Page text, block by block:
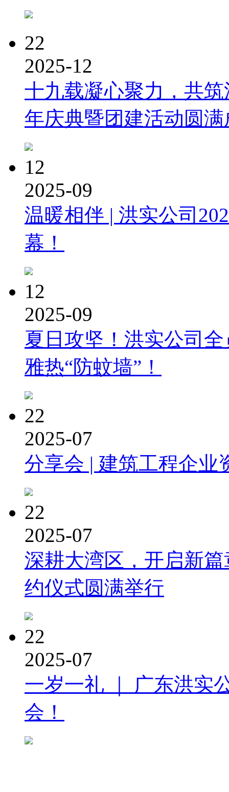
22
2025-12
十九载凝心聚力，共
年庆典暨团建活动圆满
12
2025-09
温暖相伴 | 洪实公司
幕！
12
2025-09
夏日攻坚！洪实公司
雅热“防蚊墙”！
22
2025-07
分享会 | 建筑工程企业
22
2025-07
深耕大湾区，开启新
约仪式圆满举行
22
2025-07
一岁一礼 ｜ 广东洪实
会！